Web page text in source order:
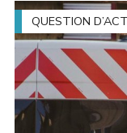
adopté un texte
QUESTION